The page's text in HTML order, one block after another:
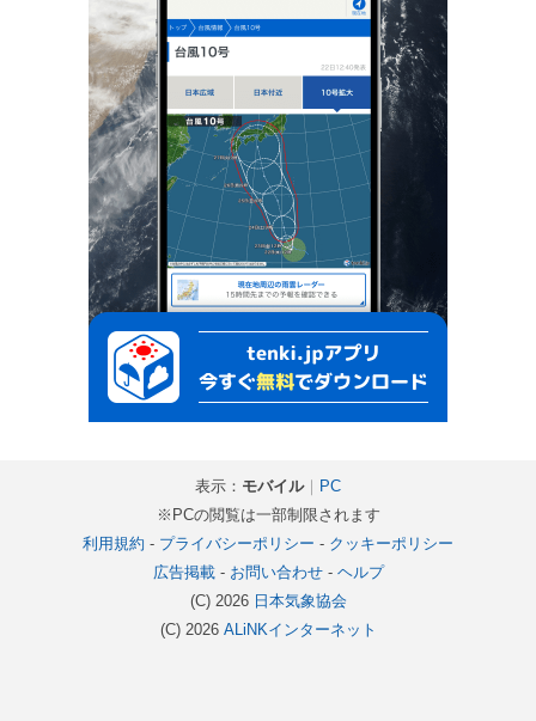
表示： モバイル｜
PC
※PCの閲覧は一部制限されます
利用規約 - プライバシーポリシー - クッキーポリシー
広告掲載- お問い合わせ- ヘルプ
(C) 2026 日本気象協会
(C) 2026 ALiNKインターネット